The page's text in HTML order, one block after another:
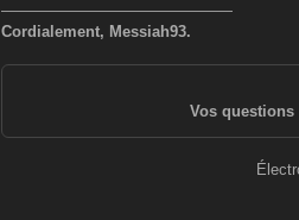
———————————————
Cordialement, Messiah93.
Vos questions